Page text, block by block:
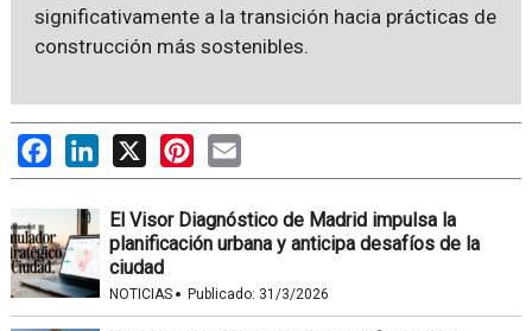
significativamente a la transición hacia prácticas de
construcción más sostenibles.
FacebookLinkedIn
X PinterestEmail
El Visor Diagnóstico de Madrid impulsa la
planificación urbana y anticipa desafíos de la
ciudad
NOTICIAS · Publicado: 31/3/2026